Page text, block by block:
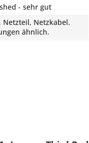
- sehr gut
Netzteil, Netzkabel.
ähnlich.